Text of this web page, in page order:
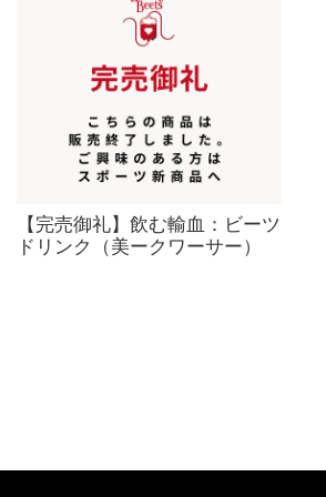
【完売御礼】飲む輸血：ビーツ
ドリンク（美ークワーサー）